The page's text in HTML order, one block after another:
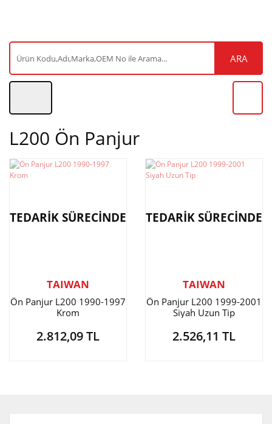
ARA
L200 Ön Panjur
TEDARİK SÜRECİNDE
TAIWAN
Ön Panjur L200 1990-1997
Krom
2.812,09 TL
TEDARİK SÜRECİNDE
TAIWAN
Ön Panjur L200 1999-2001
Siyah Uzun Tip
2.526,11 TL